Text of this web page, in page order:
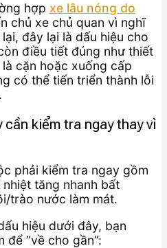
hợp xe lâu nóng do
chủ xe chủ quan vì nghĩ
đây lại là dấu hiệu cho
điều tiết đúng như thiết
cặn hoặc xuống cấp
có thể tiến triển thành lỗi
kiểm tra ngay thay vì
phải kiểm tra ngay gồm
tăng nhanh bất
trào nước làm mát.
hiệu dưới đây, bạn
để “về cho gần”: